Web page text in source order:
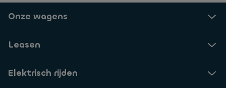
Onze wagens
Leasen
Elektrisch rijden